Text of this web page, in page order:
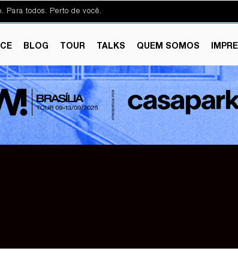
Para todos. Perto de você.
BLOG TOUR TALKS QUEM SOMOS